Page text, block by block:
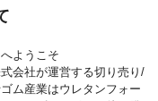
ようこそ
会社が運営する切り売り/
ム産業はウレタンフォー